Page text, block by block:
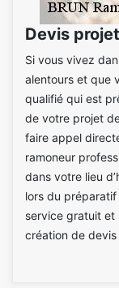
Devis
Si vous vivez
alentours et que
qualifié qui est
de votre projet
faire appel
ramoneur
dans votre lieu
lors du
service gratuit et
création de